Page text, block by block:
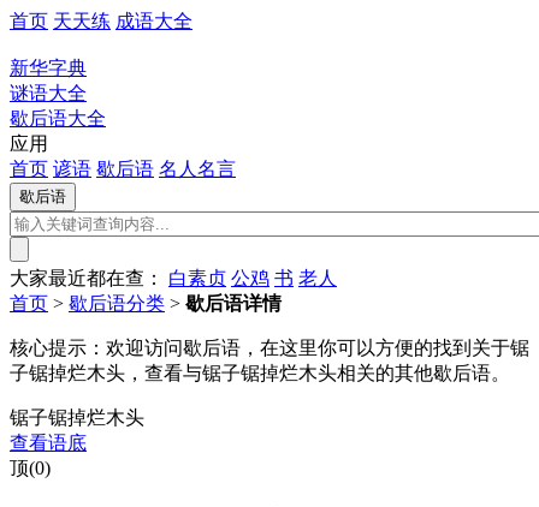
首页 天天练 成语大全
新华字典
谜语大全
歇后语大全
应用
首页 谚语 歇后语 名人名言
大家最近都在查： 白素贞 公鸡 书 老人
首页 > 歇后语分类 > 歇后语详情
核心提示： 欢迎访问歇后语，在这里你可以方便的找到关于锯
子锯掉烂木头，查看与锯子锯掉烂木头相关的其他歇后语。
锯子锯掉烂木头
查看语底
顶(0)